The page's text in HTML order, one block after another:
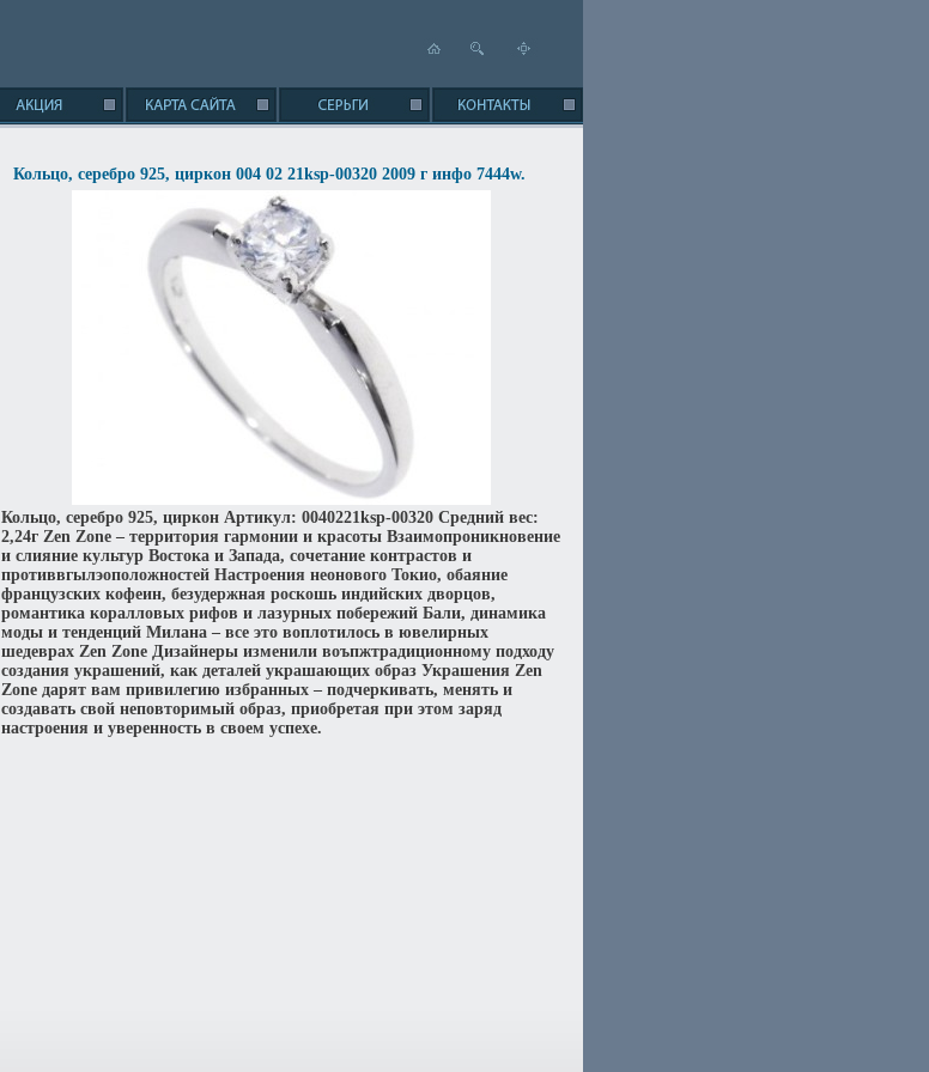
Кольцо, серебро 925, циркон 004 02 21ksp-00320 2009 г инфо 7444w.
Кольцо, серебро 925, циркон Артикул: 0040221ksp-00320 Средний вес:
2,24г Zen Zone – территория гармонии и красоты Взаимопроникновение
и слияние культур Востока и Запада, сочетание контрастов и
противвгылэоположностей Настроения неонового Токио, обаяние
французских кофеин, безудержная роскошь индийских дворцов,
романтика коралловых рифов и лазурных побережий Бали, динамика
моды и тенденций Милана – все это воплотилось в ювелирных
шедеврах Zen Zone Дизайнеры изменили воъпжтрадиционному подходу
создания украшений, как деталей украшающих образ Украшения Zen
Zone дарят вам привилегию избранных – подчеркивать, менять и
создавать свой неповторимый образ, приобретая при этом заряд
настроения и уверенность в своем успехе.